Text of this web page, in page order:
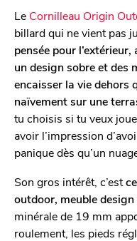
Le Cornilleau Origin
billard qui ne vient pas
pensée pour
un design sobre et des
encaisser la vie dehors
naïvement sur une
tu choisis si tu veux
avoir l’impression
panique dès qu’un
Son gros intérêt, c’est
outdoor, meuble
minérale de 19 mm
roulement, les pieds